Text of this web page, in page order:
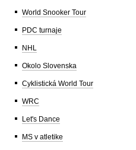
World Snooker Tour
PDC turnaje
NHL
Okolo Slovenska
Cyklistická World Tour
WRC
Let's Dance
MS v atletike